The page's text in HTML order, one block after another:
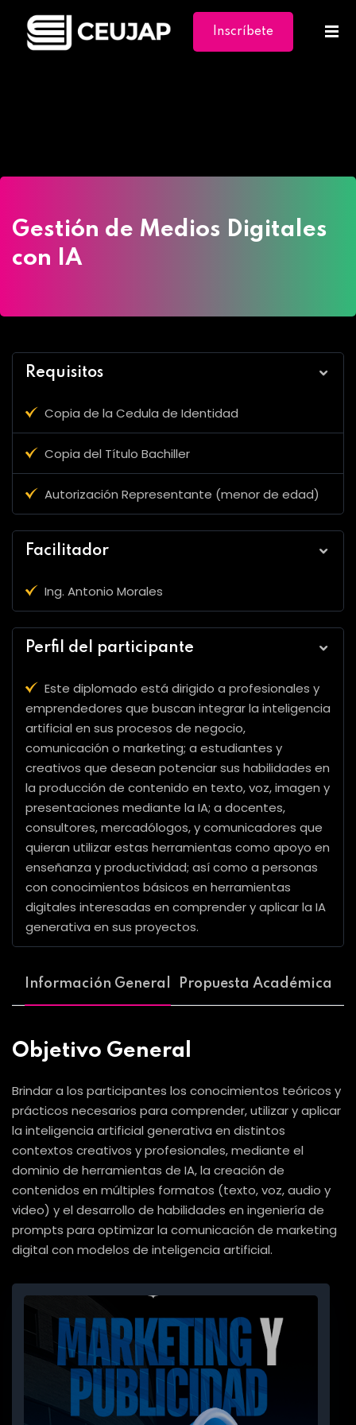
Inscríbete
Gestión de Medios Digitales
con IA
Requisitos
Copia de la Cedula de Identidad
Copia del Título Bachiller
Autorización Representante (menor de edad)
Facilitador
Ing. Antonio Morales
Perfil del participante
Este diplomado está dirigido a profesionales y
emprendedores que buscan integrar la inteligencia
artificial en sus procesos de negocio,
comunicación o marketing; a estudiantes y
creativos que desean potenciar sus habilidades en
la producción de contenido en texto, voz, imagen y
presentaciones mediante la IA; a docentes,
consultores, mercadólogos, y comunicadores que
quieran utilizar estas herramientas como apoyo en
enseñanza y productividad; así como a personas
con conocimientos básicos en herramientas
digitales interesadas en comprender y aplicar la IA
generativa en sus proyectos.
Información General Propuesta Académica
Objetivo General
Brindar a los participantes los conocimientos teóricos y
prácticos necesarios para comprender, utilizar y aplicar
la inteligencia artificial generativa en distintos
contextos creativos y profesionales, mediante el
dominio de herramientas de IA, la creación de
contenidos en múltiples formatos (texto, voz, audio y
video) y el desarrollo de habilidades en ingeniería de
prompts para optimizar la comunicación de marketing
digital con modelos de inteligencia artificial.